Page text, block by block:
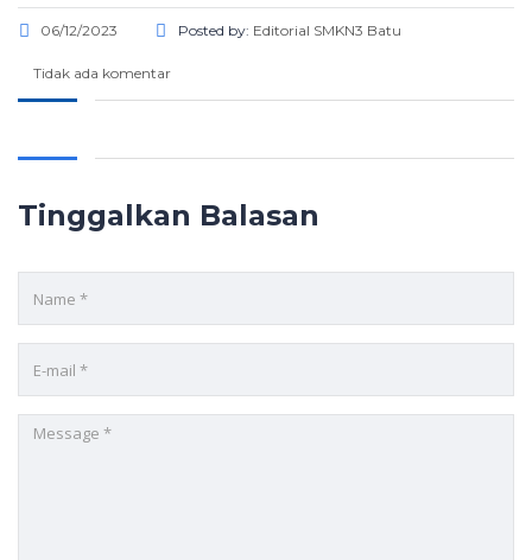
06/12/2023 Posted by: Editorial SMKN3 Batu
Tidak ada komentar
Tinggalkan Balasan